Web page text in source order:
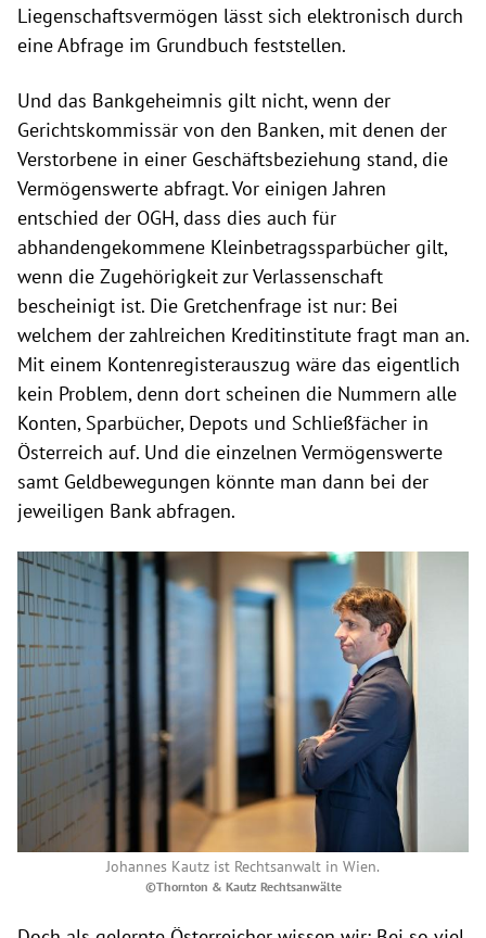
Liegenschaftsvermögen lässt sich elektronisch durch
eine Abfrage im Grundbuch feststellen.
Und das Bankgeheimnis gilt nicht, wenn der
Gerichtskommissär von den Banken, mit denen der
Verstorbene in einer Geschäftsbeziehung stand, die
Vermögenswerte abfragt. Vor einigen Jahren
entschied der OGH, dass dies auch für
abhandengekommene Kleinbetragssparbücher gilt,
wenn die Zugehörigkeit zur Verlassenschaft
bescheinigt ist. Die Gretchenfrage ist nur: Bei
welchem der zahlreichen Kreditinstitute fragt man an.
Mit einem Kontenregisterauszug wäre das eigentlich
kein Problem, denn dort scheinen die Nummern alle
Konten, Sparbücher, Depots und Schließfächer in
Österreich auf. Und die einzelnen Vermögenswerte
samt Geldbewegungen könnte man dann bei der
jeweiligen Bank abfragen.
Johannes Kautz ist Rechtsanwalt in Wien.
©Thornton & Kautz Rechtsanwälte